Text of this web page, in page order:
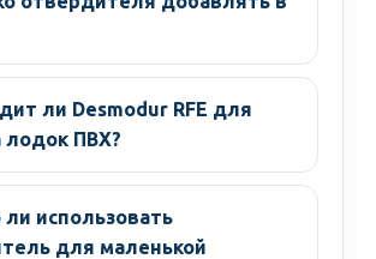
ли Desmodur RFE для
лодок ПВХ?
использовать
для маленькой